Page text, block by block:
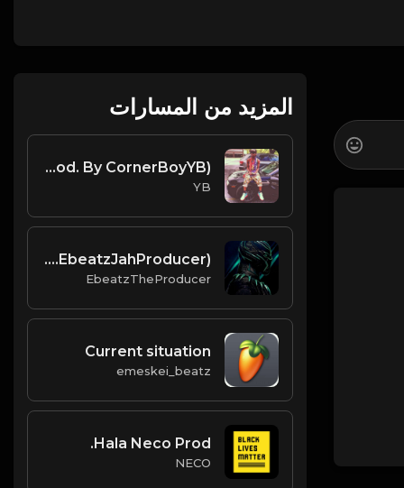
المزيد من المسارات
Speaker Knockerz Type Beat - Flexing (Prod. By CornerBoyYB)
YB
Paradise--Trap-Afro-Type-Beat(Prod.EbeatzJahProducer)
EbeatzTheProducer
Current situation
emeskei_beatz
Hala Neco Prod.
NECO